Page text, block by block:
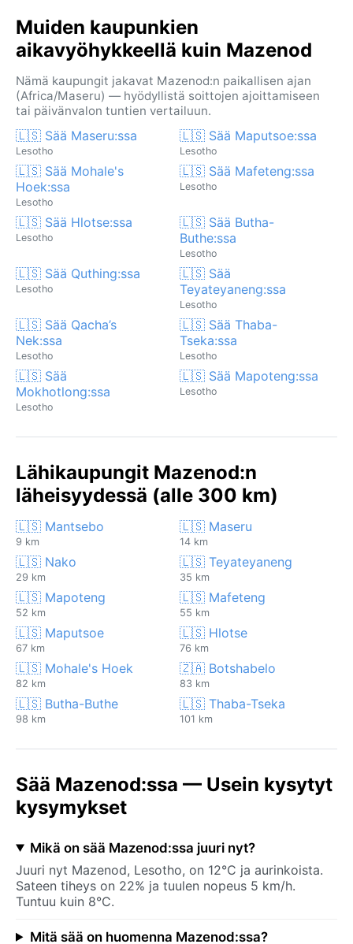
Muiden kaupunkien
aikavyöhykkeellä kuin Mazenod
Nämä kaupungit jakavat Mazenod:n paikallisen ajan
(Africa/Maseru) — hyödyllistä soittojen ajoittamiseen
tai päivänvalon tuntien vertailuun.
🇱🇸 Sää Maseru:ssa
Lesotho
🇱🇸 Sää Maputsoe:ssa
Lesotho
🇱🇸 Sää Mohale's
Hoek:ssa
Lesotho
🇱🇸 Sää Mafeteng:ssa
Lesotho
🇱🇸 Sää Hlotse:ssa
Lesotho
🇱🇸 Sää Butha-
Buthe:ssa
Lesotho
🇱🇸 Sää Quthing:ssa
Lesotho
🇱🇸 Sää
Teyateyaneng:ssa
Lesotho
🇱🇸 Sää Qacha’s
Nek:ssa
Lesotho
🇱🇸 Sää Thaba-
Tseka:ssa
Lesotho
🇱🇸 Sää
Mokhotlong:ssa
Lesotho
🇱🇸 Sää Mapoteng:ssa
Lesotho
Lähikaupungit Mazenod:n
läheisyydessä (alle 300 km)
🇱🇸 Mantsebo
9 km
🇱🇸 Maseru
14 km
🇱🇸 Nako
29 km
🇱🇸 Teyateyaneng
35 km
🇱🇸 Mapoteng
52 km
🇱🇸 Mafeteng
55 km
🇱🇸 Maputsoe
67 km
🇱🇸 Hlotse
76 km
🇱🇸 Mohale's Hoek
82 km
🇿🇦 Botshabelo
83 km
🇱🇸 Butha-Buthe
98 km
🇱🇸 Thaba-Tseka
101 km
Sää Mazenod:ssa — Usein kysytyt
kysymykset
Mikä on sää Mazenod:ssa juuri nyt?
Juuri nyt Mazenod, Lesotho, on 12°C ja aurinkoista.
Sateen tiheys on 22% ja tuulen nopeus 5 km/h.
Tuntuu kuin 8°C.
Mitä sää on huomenna Mazenod:ssa?